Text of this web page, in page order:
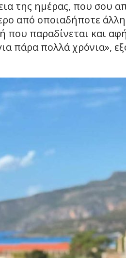
της ημέρας, που σου
από οποιαδήποτε
που παραδίνεται και
πάρα πολλά χρόνια»,